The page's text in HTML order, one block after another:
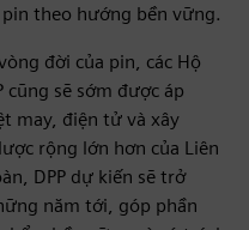
theo hướng bền vững.
đời của pin, các Hộ
cũng sẽ sớm được áp
may, điện tử và xây
rộng lớn hơn của Liên
DPP dự kiến sẽ trở
năm tới, góp phần